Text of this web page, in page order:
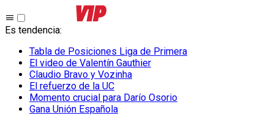
Es tendencia:
Tabla de Posiciones Liga de Primera
El video de Valentín Gauthier
Claudio Bravo y Vozinha
El refuerzo de la UC
Momento crucial para Darío Osorio
Gana Unión Española